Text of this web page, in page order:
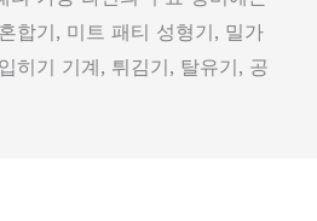
합기, 미트 패티 성형기, 밀가
히기 기계, 튀김기, 탈유기, 공